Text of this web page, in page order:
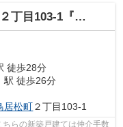
介料無料』新築戸建て
徒歩28分
駅 徒歩26分
居松町２丁目103-1
らの新築戸建ては仲介手数